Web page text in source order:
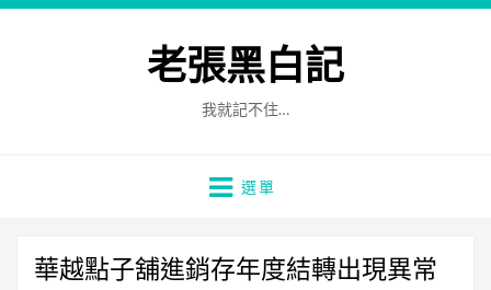
老張黑白記
我就記不住…
選單
華越點子舖進銷存年度結轉出現異常